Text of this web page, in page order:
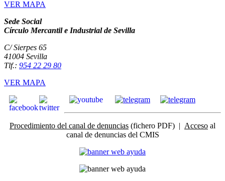
VER MAPA
Sede Social
Círculo Mercantil e Industrial de Sevilla
C/ Sierpes 65
41004 Sevilla
Tlf.: 954 22 29 80
VER MAPA
Procedimiento del canal de denuncias (fichero PDF) | Acceso al
canal de denuncias del CMIS